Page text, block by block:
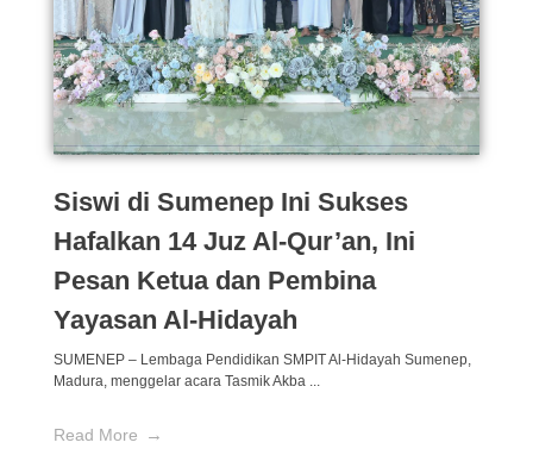
Siswi di Sumenep Ini Sukses
Hafalkan 14 Juz Al-Qur’an, Ini
Pesan Ketua dan Pembina
Yayasan Al-Hidayah
SUMENEP – Lembaga Pendidikan SMPIT Al-Hidayah Sumenep,
Madura, menggelar acara Tasmik Akba ...
Read More